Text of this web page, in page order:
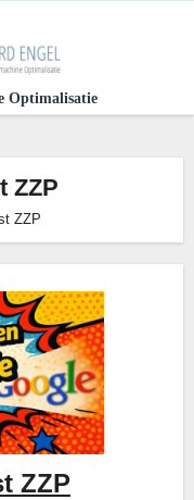
Optimalisatie
ZZP
ZZP
ZZP